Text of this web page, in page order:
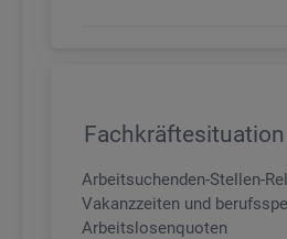
Fachkräftesituation
Arbeitsuchenden-Stellen-
Vakanzzeiten und
Arbeitslosenquoten